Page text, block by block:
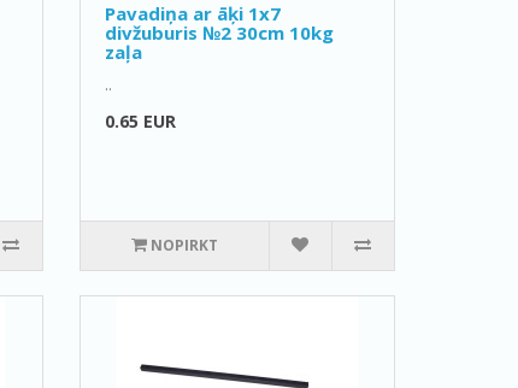
Pavadiņa ar āķi 1x7
divžuburis №2 30cm 10kg
zaļa
..
0.65 EUR
NOPIRKT